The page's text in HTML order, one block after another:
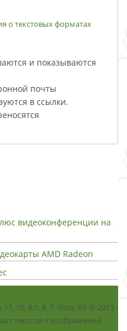
о текстовых форматах
и показываются
почты
в ссылки.
видеоконференции на
AMD Radeon
10, 8.1, 8, 7, Vista, ХР © 2013 -
текстов и изображений